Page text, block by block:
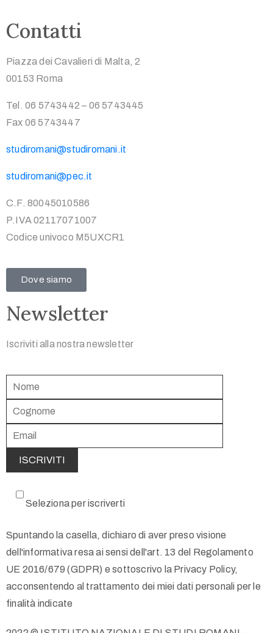
Contatti
Piazza dei Cavalieri di Malta, 2
00153 Roma
Tel. 06 5743442 – 06 5743445
Fax 06 5743447
studiromani@studiromani.it
studiromani@pec.it
C.F. 80045010586
P.IVA 02117071007
Codice univoco M5UXCR1
Dove siamo
Newsletter
Iscriviti alla nostra newsletter
Seleziona per iscriverti
Spuntando la casella, dichiaro di aver preso visione
dell'informativa resa ai sensi dell'art. 13 del Regolamento
UE 2016/679 (GDPR) e sottoscrivo la Privacy Policy,
acconsentendo al trattamento dei miei dati personali per le
finalità indicate